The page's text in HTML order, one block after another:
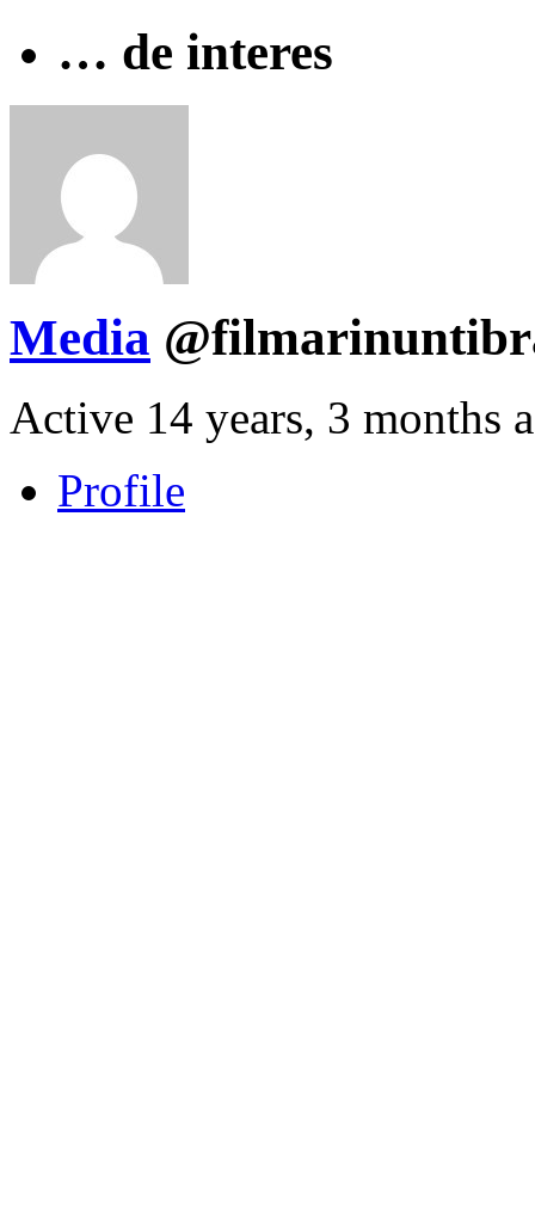
… de interes
Media
Active 14 years, 3 months
Profile